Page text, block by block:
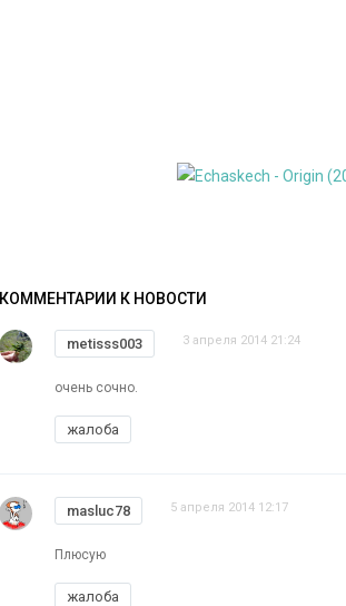
КОММЕНТАРИИ К НОВОСТИ
metisss003 3 апреля 2014 21:24
очень сочно.
жалоба
masluc78 5 апреля 2014 12:17
Плюсую
жалоба